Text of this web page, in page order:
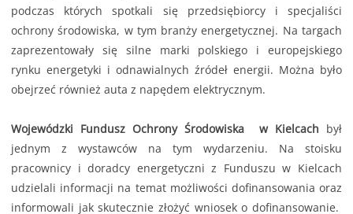
podczas których spotkali się przedsiębiorcy i specjaliści
ochrony środowiska, w tym branży energetycznej. Na targach
zaprezentowały się silne marki polskiego i europejskiego
rynku energetyki i odnawialnych źródeł energii. Można było
obejrzeć również auta z napędem elektrycznym.
Wojewódzki Fundusz Ochrony Środowiska w Kielcach był
jednym z wystawców na tym wydarzeniu. Na stoisku
pracownicy i doradcy energetyczni z Funduszu w Kielcach
udzielali informacji na temat możliwości dofinansowania oraz
informowali jak skutecznie złożyć wniosek o dofinansowanie.